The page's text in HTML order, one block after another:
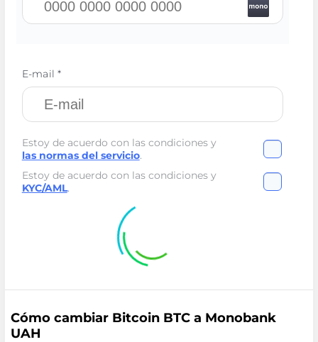
E-mail *
Estoy de acuerdo con las condiciones y
las normas del servicio.
Estoy de acuerdo con las condiciones y
KYC/AML.
Cómo cambiar Bitcoin BTC a Monobank
UAH